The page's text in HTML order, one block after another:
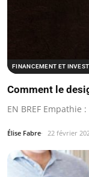
FINANCEMENT ET
Comment le
EN BREF
Élise Fabre 22 février